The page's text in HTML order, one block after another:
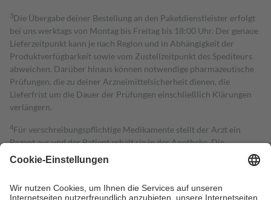
3Die Übergabe deiner Bestellung an den Paketdienstleister erfolgt
bei uns werktags von Montag bis Freitag bis 18:00 Uhr. Der genaue
Lieferzeitpunkt kann je nach Region und in Abhängigkeit der
Produktverfügbarkeit sowie vom Zustellzeitpunkt des Spediteurs
abweichen. Darüber hinaus können notwendige pharmazeutische
Prüfungen, die zu deiner Arzneimittelsicherheit dienen, die
Lieferfrist um die Dauer der Prüfungen einschließlich Klärungen
verlängern.
4Für verschreibungspflichtige Medikamente stellt der Arzt ein
Rezept aus und der Patient erhält sie in der Apotheke. Die
gesetzliche Krankenversicherung übernimmt in der Regel die
Kosten dafür, der Versicherte trägt einen Teil davon als Zuzahlung
Grundsätzlich leisten Mitglieder Zuzahlungen in Höhe von zehn